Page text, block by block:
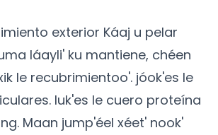
exterior Káaj u pelar
láayli' ku mantiene, chéen
le recubrimientoo'. jóok'es le
luk'es le cuero proteína
Maan jump'éel xéet' nook'